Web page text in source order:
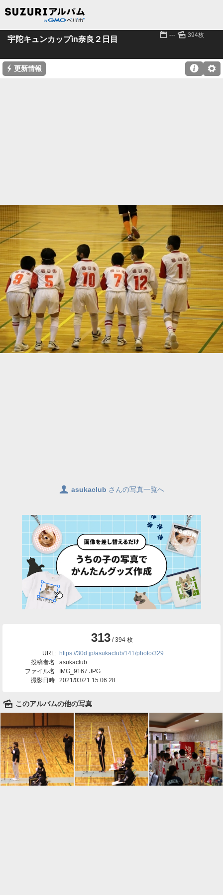
宇陀キュンカップin奈良２日目 📅 --- 🌄 394枚
⚡ 更新情報 ⚙

👤 asukaclub さんの写真一覧へ
313/ 394 枚
URL: https://30d.jp/asukaclub/141/photo/329
投稿者名: asukaclub
ファイル名: IMG_9167.JPG
撮影日時: 2021/03/21 15:06:28
🌄 このアルバムの他の写真